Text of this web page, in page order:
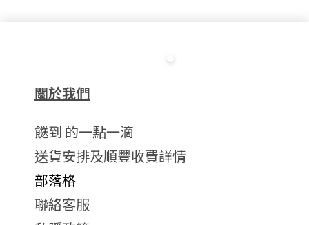
關於我們
餸到 的一點一滴
送貨安排及順豐收費詳情
部落格
聯絡客服